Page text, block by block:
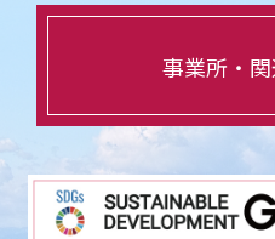
事業所・